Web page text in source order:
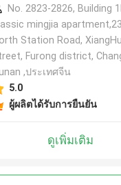
No. 2823-2826, Building
mingjia
Station Road, XiangHu
Furong district,
,ประเทศจีน
5.0
ผู้ผลิตได้รับการยืนยัน
ดูเพิ่มเติม